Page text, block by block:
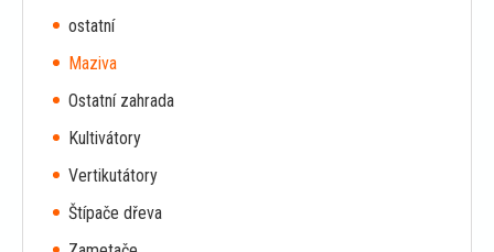
ostatní
Maziva
Ostatní zahrada
Kultivátory
Vertikutátory
Štípače dřeva